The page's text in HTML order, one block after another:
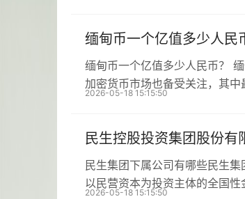
缅甸币一个亿值多少人民
缅甸币一个亿值多少人民币？
加密货币市场也备受关注，其
2026-05-18 15:15:50
民生控股投资集团股份有
民生集团下属公司有哪些民生
以民营资本为投资主体的全国
2026-05-18 15:15:50